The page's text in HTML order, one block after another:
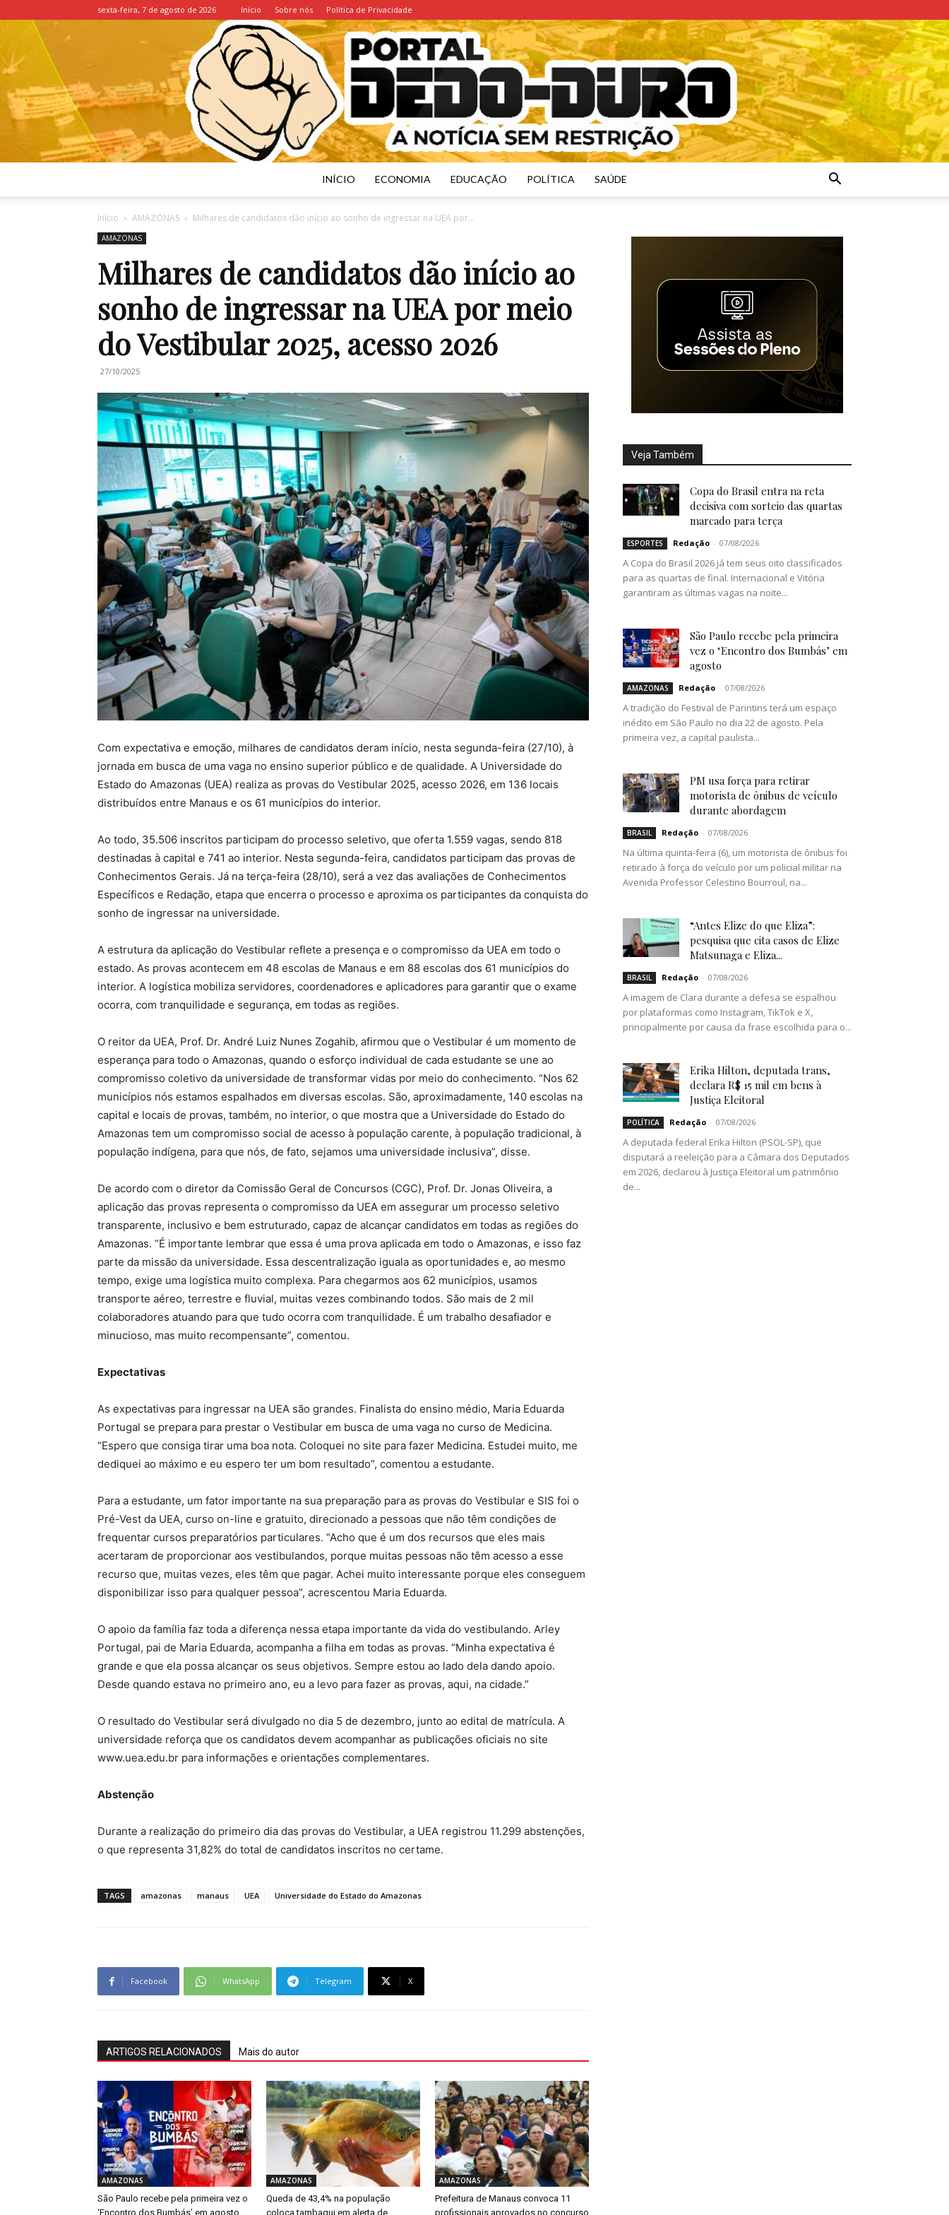
sexta-feira, 7 de agosto de 2026 Início Sobre nós Política de Privacidade
Duro
INÍCIO ECONOMIA EDUCAÇÃO POLÍTICA SAÚDE
Início AMAZONAS Milhares de candidatos dão início ao sonho de ingressar na UEA por...
AMAZONAS
Milhares de candidatos dão início ao
sonho de ingressar na UEA por meio
do Vestibular 2025, acesso 2026
27/10/2025
Com expectativa e emoção, milhares de candidatos deram início, nesta segunda-feira (27/10), à
jornada em busca de uma vaga no ensino superior público e de qualidade. A Universidade do
Estado do Amazonas (UEA) realiza as provas do Vestibular 2025, acesso 2026, em 136 locais
distribuídos entre Manaus e os 61 municípios do interior.
Ao todo, 35.506 inscritos participam do processo seletivo, que oferta 1.559 vagas, sendo 818
destinadas à capital e 741 ao interior. Nesta segunda-feira, candidatos participam das provas de
Conhecimentos Gerais. Já na terça-feira (28/10), será a vez das avaliações de Conhecimentos
Específicos e Redação, etapa que encerra o processo e aproxima os participantes da conquista do
sonho de ingressar na universidade.
A estrutura da aplicação do Vestibular reflete a presença e o compromisso da UEA em todo o
estado. As provas acontecem em 48 escolas de Manaus e em 88 escolas dos 61 municípios do
interior. A logística mobiliza servidores, coordenadores e aplicadores para garantir que o exame
ocorra, com tranquilidade e segurança, em todas as regiões.
O reitor da UEA, Prof. Dr. André Luiz Nunes Zogahib, afirmou que o Vestibular é um momento de
esperança para todo o Amazonas, quando o esforço individual de cada estudante se une ao
compromisso coletivo da universidade de transformar vidas por meio do conhecimento. “Nos 62
municípios nós estamos espalhados em diversas escolas. São, aproximadamente, 140 escolas na
capital e locais de provas, também, no interior, o que mostra que a Universidade do Estado do
Amazonas tem um compromisso social de acesso à população carente, à população tradicional, à
população indígena, para que nós, de fato, sejamos uma universidade inclusiva”, disse.
De acordo com o diretor da Comissão Geral de Concursos (CGC), Prof. Dr. Jonas Oliveira, a
aplicação das provas representa o compromisso da UEA em assegurar um processo seletivo
transparente, inclusivo e bem estruturado, capaz de alcançar candidatos em todas as regiões do
Amazonas. “É importante lembrar que essa é uma prova aplicada em todo o Amazonas, e isso faz
parte da missão da universidade. Essa descentralização iguala as oportunidades e, ao mesmo
tempo, exige uma logística muito complexa. Para chegarmos aos 62 municípios, usamos
transporte aéreo, terrestre e fluvial, muitas vezes combinando todos. São mais de 2 mil
colaboradores atuando para que tudo ocorra com tranquilidade. É um trabalho desafiador e
minucioso, mas muito recompensante”, comentou.
Expectativas
As expectativas para ingressar na UEA são grandes. Finalista do ensino médio, Maria Eduarda
Portugal se prepara para prestar o Vestibular em busca de uma vaga no curso de Medicina.
“Espero que consiga tirar uma boa nota. Coloquei no site para fazer Medicina. Estudei muito, me
dediquei ao máximo e eu espero ter um bom resultado”, comentou a estudante.
Para a estudante, um fator importante na sua preparação para as provas do Vestibular e SIS foi o
Pré-Vest da UEA, curso on-line e gratuito, direcionado a pessoas que não têm condições de
frequentar cursos preparatórios particulares. “Acho que é um dos recursos que eles mais
acertaram de proporcionar aos vestibulandos, porque muitas pessoas não têm acesso a esse
recurso que, muitas vezes, eles têm que pagar. Achei muito interessante porque eles conseguem
disponibilizar isso para qualquer pessoa”, acrescentou Maria Eduarda.
O apoio da família faz toda a diferença nessa etapa importante da vida do vestibulando. Arley
Portugal, pai de Maria Eduarda, acompanha a filha em todas as provas. “Minha expectativa é
grande e que ela possa alcançar os seus objetivos. Sempre estou ao lado dela dando apoio.
Desde quando estava no primeiro ano, eu a levo para fazer as provas, aqui, na cidade.”
O resultado do Vestibular será divulgado no dia 5 de dezembro, junto ao edital de matrícula. A
universidade reforça que os candidatos devem acompanhar as publicações oficiais no site
www.uea.edu.br para informações e orientações complementares.
Abstenção
Durante a realização do primeiro dia das provas do Vestibular, a UEA registrou 11.299 abstenções,
o que representa 31,82% do total de candidatos inscritos no certame.
TAGS amazonas manaus UEA Universidade do Estado do Amazonas
Facebook WhatsApp Telegram X
ARTIGOS RELACIONADOS Mais do autor
AMAZONAS
São Paulo recebe pela primeira vez o
‘Encontro dos Bumbás’ em agosto
AMAZONAS
Queda de 43,4% na população
coloca tambaqui em alerta de
AMAZONAS
Prefeitura de Manaus convoca 11
profissionais aprovados no concurso
Veja Também
Copa do Brasil entra na reta
decisiva com sorteio das quartas
marcado para terça
ESPORTES Redação - 07/08/2026
A Copa do Brasil 2026 já tem seus oito classificados
para as quartas de final. Internacional e Vitória
garantiram as últimas vagas na noite...
São Paulo recebe pela primeira
vez o ‘Encontro dos Bumbás’ em
agosto
AMAZONAS Redação - 07/08/2026
A tradição do Festival de Parintins terá um espaço
inédito em São Paulo no dia 22 de agosto. Pela
primeira vez, a capital paulista...
PM usa força para retirar
motorista de ônibus de veículo
durante abordagem
BRASIL Redação - 07/08/2026
Na última quinta-feira (6), um motorista de ônibus foi
retirado à força do veículo por um policial militar na
Avenida Professor Celestino Bourroul, na...
“Antes Elize do que Eliza”:
pesquisa que cita casos de Elize
Matsunaga e Eliza...
BRASIL Redação - 07/08/2026
A imagem de Clara durante a defesa se espalhou
por plataformas como Instagram, TikTok e X,
principalmente por causa da frase escolhida para o...
Erika Hilton, deputada trans,
declara R$ 15 mil em bens à
Justiça Eleitoral
POLÍTICA Redação - 07/08/2026
A deputada federal Erika Hilton (PSOL-SP), que
disputará a reeleição para a Câmara dos Deputados
em 2026, declarou à Justiça Eleitoral um patrimônio
de...